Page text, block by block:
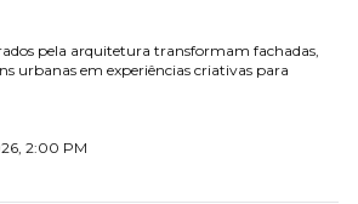
pela arquitetura transformam fachadas,
urbanas em experiências criativas para
2:00 PM